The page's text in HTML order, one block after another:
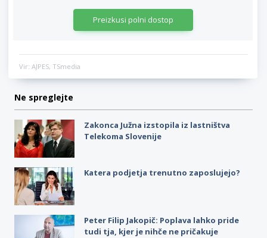
Preizkusi polni dostop
Vir: AJPES, TSmedia
Ne spreglejte
Zakonca Južna izstopila iz lastništva
Telekoma Slovenije
Katera podjetja trenutno zaposlujejo?
Peter Filip Jakopič: Poplava lahko pride
tudi tja, kjer je nihče ne pričakuje